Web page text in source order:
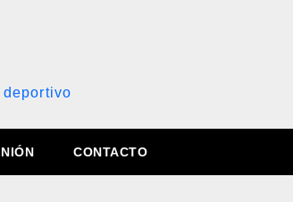
CONTACTO